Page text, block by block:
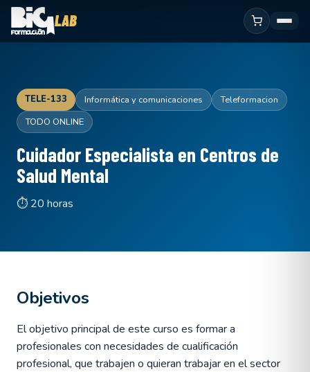
TELE-133 Informática y comunicaciones
Teleformacion
TODO ONLINE
Cuidador Especialista en Centros de
Salud Mental
⏱ 20 horas
Objetivos
El objetivo principal de este curso es formar a
profesionales con necesidades de cualificación
profesional, que trabajen o quieran trabajar en el sector